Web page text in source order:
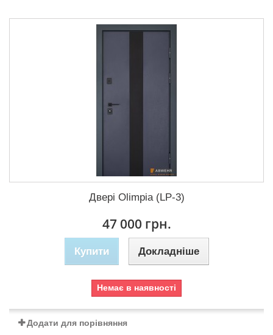
Двері Olimpia (LP-3)
47 000 грн.
Купити Докладніше
Немає в наявності
Додати для порівняння